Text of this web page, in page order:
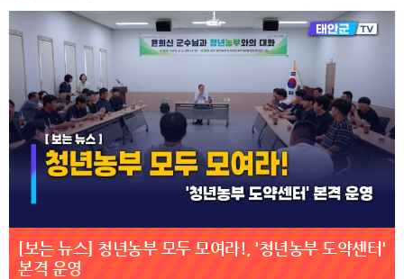
[보는 뉴스] 청년농부 모두 모여라!, '청년농부 도약센터'
본격 운영